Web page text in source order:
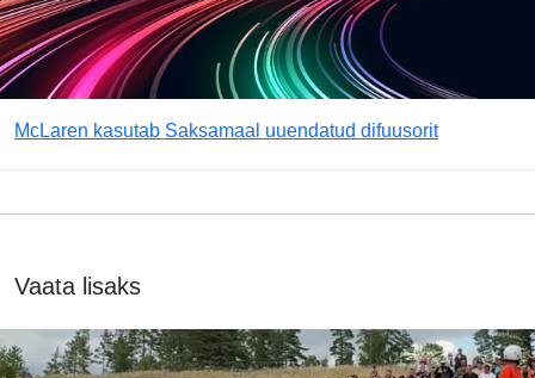
McLaren kasutab Saksamaal uuendatud difuusorit
Vaata lisaks